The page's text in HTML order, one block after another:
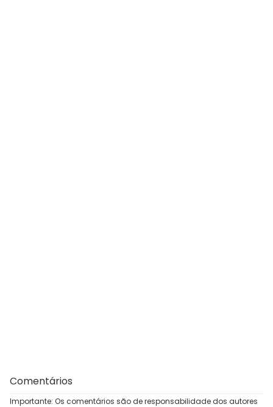
Comentários
Importante: Os comentários são de responsabilidade dos autores